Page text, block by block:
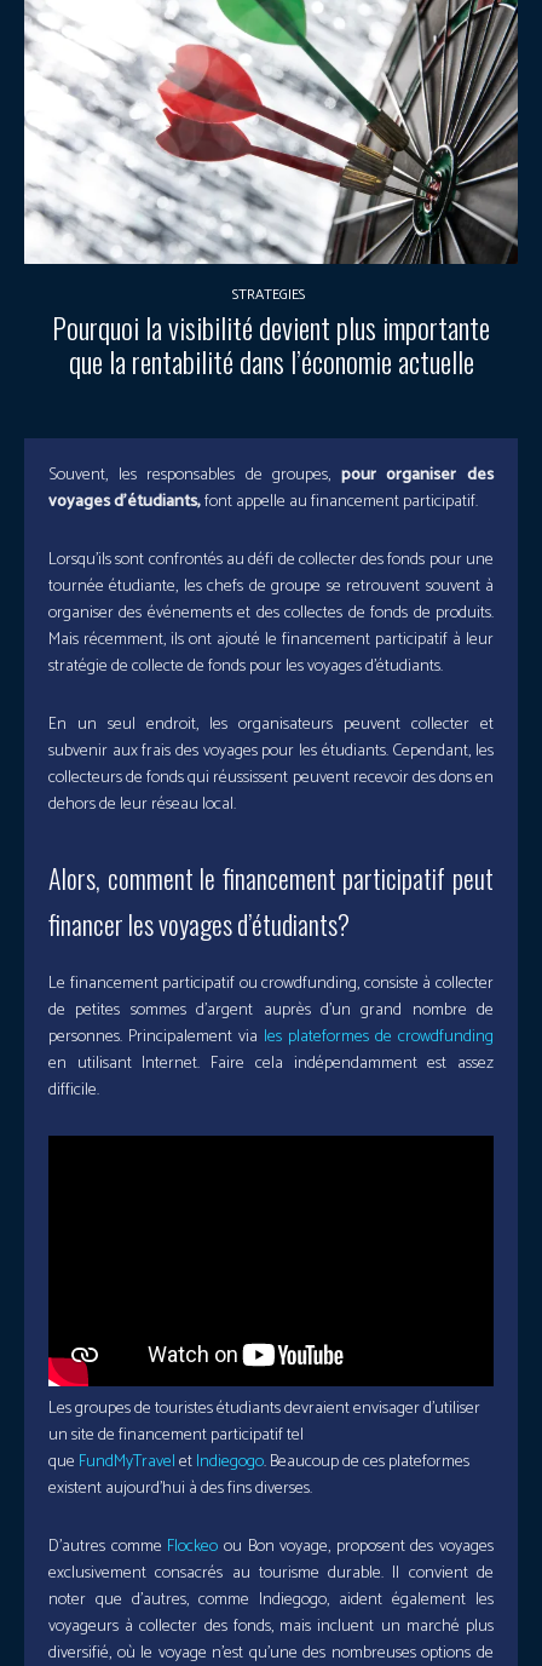
STRATEGIES
Pourquoi la visibilité devient plus importante
que la rentabilité dans l’économie actuelle
Souvent, les responsables de groupes, pour organiser des
voyages d’étudiants,font appelle au financement participatif.
Lorsqu’ils sont confrontés au défi de collecter des fonds pour une
tournée étudiante, les chefs de groupe se retrouvent souvent à
organiser des événements et des collectes de fonds de produits.
Mais récemment, ils ont ajouté le financement participatif à leur
stratégie de collecte de fonds pour les voyages d’étudiants.
En un seul endroit, les organisateurs peuvent collecter et
subvenir aux frais des voyages pour les étudiants. Cependant, les
collecteurs de fonds qui réussissent peuvent recevoir des dons en
dehors de leur réseau local.
Alors, comment le financement participatif peut
financer les voyages d’étudiants?
Le financement participatif ou crowdfunding, consiste à collecter
de petites sommes d’argent auprès d’un grand nombre de
personnes. Principalement via les plateformes de crowdfunding
en utilisant Internet. Faire cela indépendamment est assez
difficile.
Les groupes de touristes étudiants devraient envisager d’utiliser
un site de financement participatif tel
que FundMyTraveletIndiegogo. Beaucoup de ces plateformes
existent aujourd’hui à des fins diverses.
D’autres comme Flockeo ou Bon voyage, proposent des voyages
exclusivement consacrés au tourisme durable. Il convient de
noter que d’autres, comme Indiegogo, aident également les
voyageurs à collecter des fonds, mais incluent un marché plus
diversifié, où le voyage n’est qu’une des nombreuses options de